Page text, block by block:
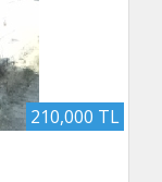
210,000 TL